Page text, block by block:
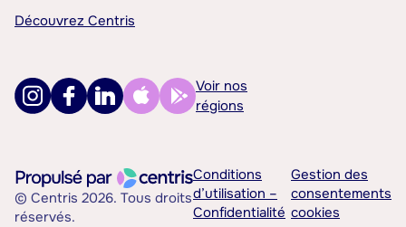
Découvrez Centris
Voir nos
régions
© Centris 2026. Tous droits
réservés.
Conditions
d’utilisation –
Confidentialité
Gestion des
consentements
cookies